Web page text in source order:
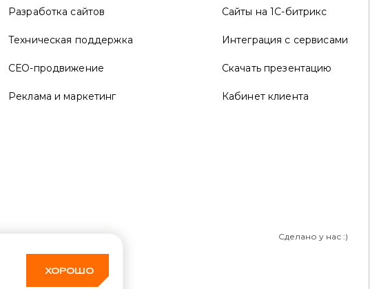
Разработка сайтов
Техническая поддержка
СЕО-продвижение
Реклама и маркетинг
Сайты на 1С-битрикс
Интеграция с сервисами
Скачать презентацию
Кабинет клиента
Сделано у нас :)
ХОРОШО